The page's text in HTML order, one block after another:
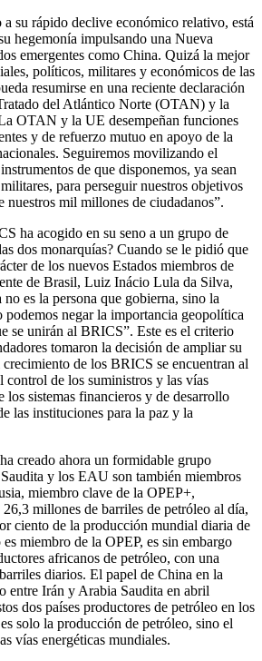
su rápido declive económico relativo, está
hegemonía impulsando una Nueva
emergentes como China. Quizá la mejor
políticos, militares y económicos de las
resumirse en una reciente declaración
del Atlántico Norte (OTAN) y la
OTAN y la UE desempeñan funciones
y de refuerzo mutuo en apoyo de la
Seguiremos movilizando el
de que disponemos, ya sean
para perseguir nuestros objetivos
nuestros mil millones de ciudadanos”.
ha acogido en su seno a un grupo de
dos monarquías? Cuando se le pidió que
de los nuevos Estados miembros de
de Brasil, Luiz Inácio Lula da Silva,
es la persona que gobierna, sino la
negar la importancia geopolítica
se unirán al BRICS”. Este es el criterio
tomaron la decisión de ampliar su
de los BRICS se encuentran al
control de los suministros y las vías
los sistemas financieros y de desarrollo
las instituciones para la paz y la
creado ahora un formidable grupo
y los EAU son también miembros
miembro clave de la OPEP+,
26,3 millones de barriles de petróleo al día,
ciento de la producción mundial diaria de
miembro de la OPEP, es sin embargo
africanos de petróleo, con una
diarios. El papel de China en la
entre Irán y Arabia Saudita en abril
dos países productores de petróleo en los
solo la producción de petróleo, sino el
vías energéticas mundiales.